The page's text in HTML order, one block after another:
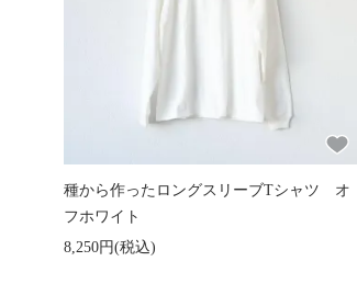
種から作ったロングスリーブTシャツ オ
フホワイト
8,250円(税込)